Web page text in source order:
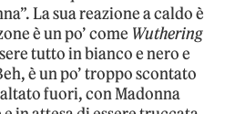
La sua reazione a caldo è
è un po’ come Wuthering
tutto in bianco e nero e
è un po’ troppo scontato
fuori, con Madonna